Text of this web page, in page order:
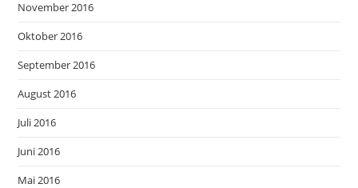
November 2016
Oktober 2016
September 2016
August 2016
Juli 2016
Juni 2016
Mai 2016